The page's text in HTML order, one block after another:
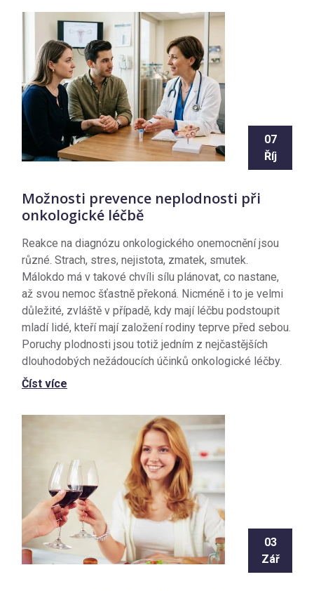
07
Říj
Možnosti prevence neplodnosti při
onkologické léčbě
Reakce na diagnózu onkologického onemocnění jsou
různé. Strach, stres, nejistota, zmatek, smutek.
Málokdo má v takové chvíli sílu plánovat, co nastane,
až svou nemoc šťastně překoná. Nicméně i to je velmi
důležité, zvláště v případě, kdy mají léčbu podstoupit
mladí lidé, kteří mají založení rodiny teprve před sebou.
Poruchy plodnosti jsou totiž jedním z nejčastějších
dlouhodobých nežádoucích účinků onkologické léčby.
Číst více
03
Zář